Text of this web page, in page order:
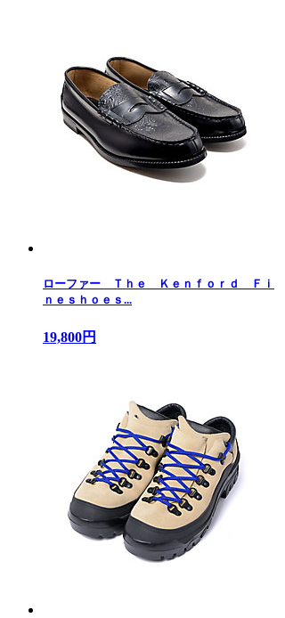
ローファー Ｔｈｅ Ｋｅｎｆｏｒｄ Ｆｉ
ｎｅｓｈｏｅｓ...
19,800円